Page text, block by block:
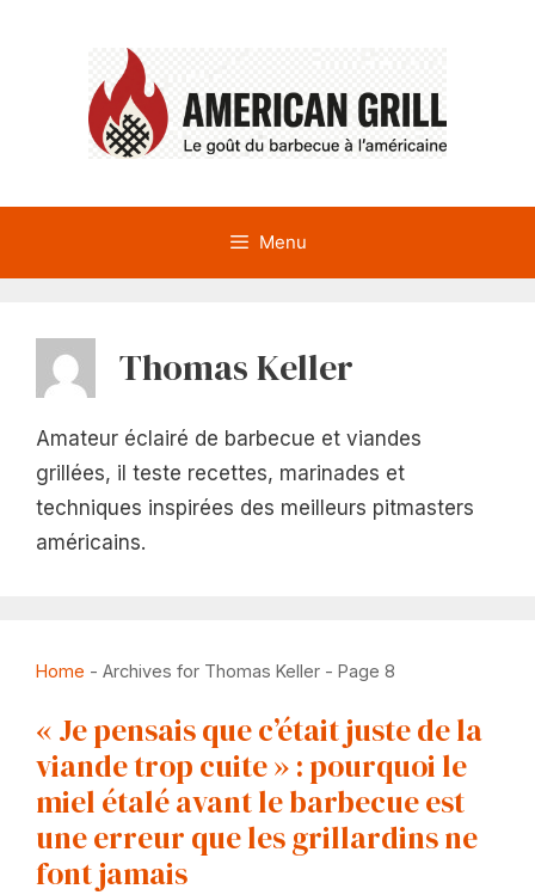
Menu
Thomas Keller
Amateur éclairé de barbecue et viandes
grillées, il teste recettes, marinades et
techniques inspirées des meilleurs pitmasters
américains.
Home - Archives for Thomas Keller - Page 8
« Je pensais que c’était juste de la
viande trop cuite » : pourquoi le
miel étalé avant le barbecue est
une erreur que les grillardins ne
font jamais